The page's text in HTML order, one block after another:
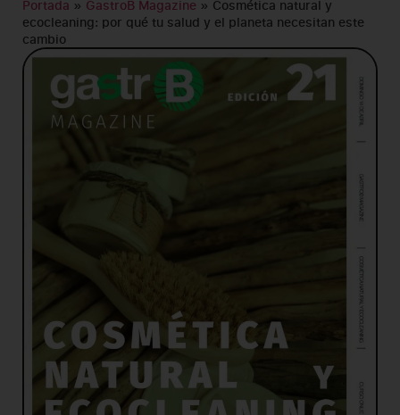
Portada » GastroB Magazine » Cosmética natural y
ecocleaning: por qué tu salud y el planeta necesitan este
cambio